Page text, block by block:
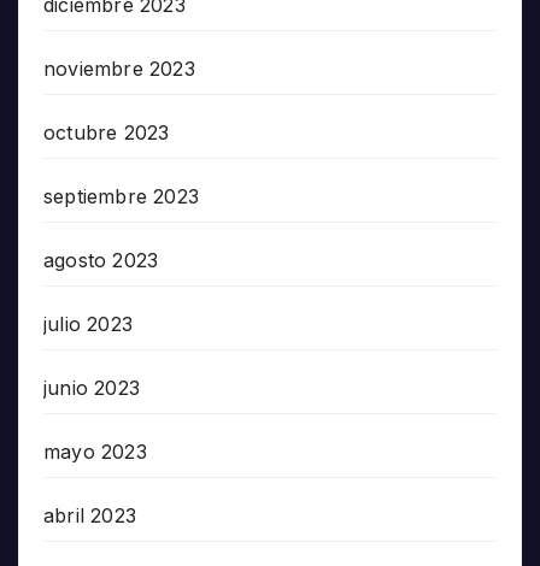
diciembre 2023
noviembre 2023
octubre 2023
septiembre 2023
agosto 2023
julio 2023
junio 2023
mayo 2023
abril 2023